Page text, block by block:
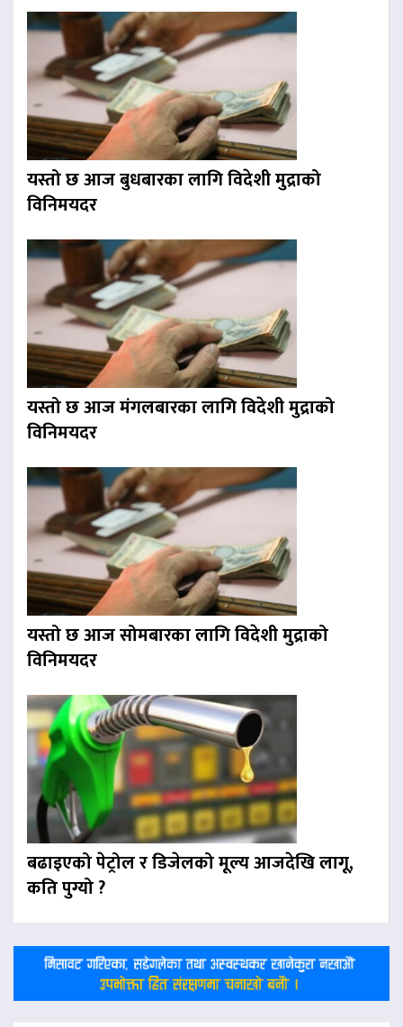
यस्तो छ आज बुधबारका लागि विदेशी मुद्राको
विनिमयदर
यस्तो छ आज मंगलबारका लागि विदेशी मुद्राको
विनिमयदर
यस्तो छ आज सोमबारका लागि विदेशी मुद्राको
विनिमयदर
बढाइएको पेट्रोल र डिजेलको मूल्य आजदेखि लागू,
कति पुग्यो ?